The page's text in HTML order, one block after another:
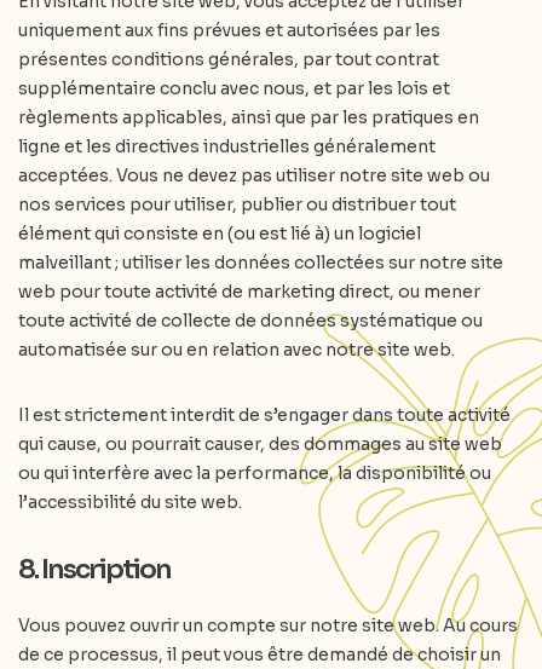
uniquement aux fins prévues et autorisées par les
présentes conditions générales, par tout contrat
supplémentaire conclu avec nous, et par les lois et
règlements applicables, ainsi que par les pratiques en
ligne et les directives industrielles généralement
acceptées. Vous ne devez pas utiliser notre site web ou
nos services pour utiliser, publier ou distribuer tout
élément qui consiste en (ou est lié à) un logiciel
malveillant ; utiliser les données collectées sur notre site
web pour toute activité de marketing direct, ou mener
toute activité de collecte de données systématique ou
automatisée sur ou en relation avec notre site web.
Il est strictement interdit de s’engager dans toute activité
qui cause, ou pourrait causer, des dommages au site web
ou qui interfère avec la performance, la disponibilité ou
l’accessibilité du site web.
8. Inscription
Vous pouvez ouvrir un compte sur notre site web. Au cours
de ce processus, il peut vous être demandé de choisir un